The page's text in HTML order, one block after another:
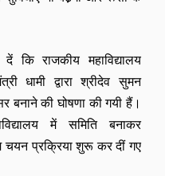
राजकीय महाविद्यालय
धामी द्वारा श्रीदेव सुमन
बनाने की घोषणा की गयी हैं।
में समिति बनाकर
चयन प्रक्रिया शुरू कर दीं गए